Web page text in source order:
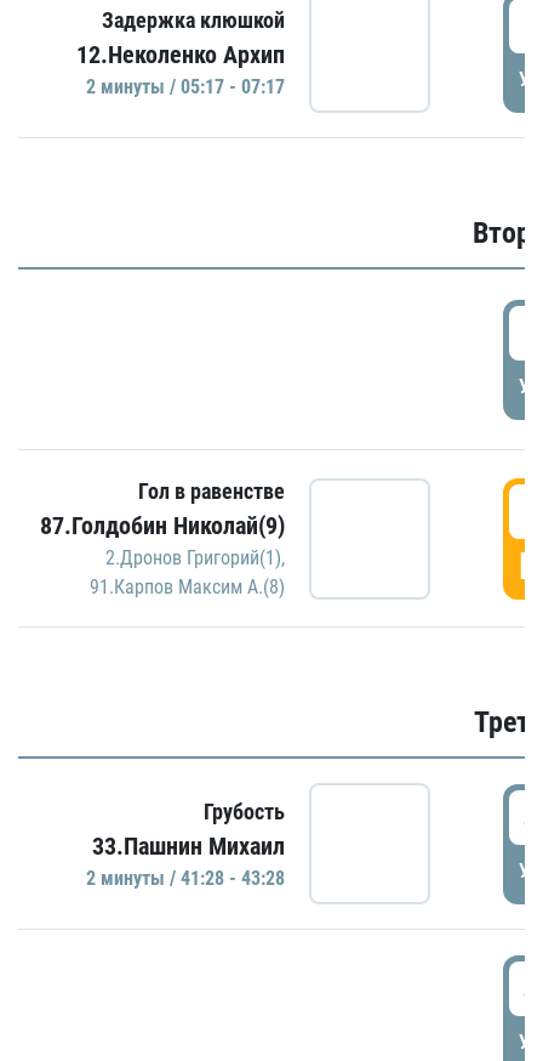
Задержка клюшкой
12.Неколенко Архип
2 минуты / 05:17 - 07:17
Гол в равенстве
87.Голдобин Николай(9)
2.Дронов Григорий(1),
91.Карпов Максим А.(8)
Грубость
33.Пашнин Михаил
2 минуты / 41:28 - 43:28